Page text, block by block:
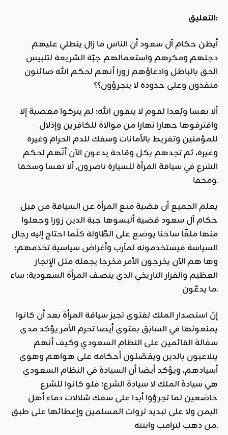
التعليق:
أيظن حكام آل سعود أن الناس ما زال ينطلي عليهم
دجلهم ومكرهم واستعمالهم جبّة الشريعة لتلبيس
الحق بالباطل وادعاؤهم زورا أنهم لحكم الله صائنون
منفذون وعلى حدوده لا يتجرؤون؟؟
ألا تعسا وبُعدا لقوم لا يتقون الله؛ لم يتركوا معصية إلا
واقترفوها جهارا نهارا من موالاة للكافرين وإذلال
للمؤمنين وتفريط بالأمانات وسفك للدم الحرام وغيره
وغيره، ثم تجدهم بكل وقاحة يدعون الآن أنّهم لحكم
الشرع في سياقة المرأة للسيارة ناصرون, ألا تعسا وسحقا
ومحقا.
يعلم الجميع أن قضية منع المرأة عن السياقة من قبل
حكام آل سعود قضية ألبسوها جبة الدين زورا وجعلوا
منها ملفّا ساخنا يوضع على الطّاولة كلّما احتاج إليه رجال
السياسة فيستخدمونه لمآرب وأغراض سياسية تخدمهم؛
وها هم الآن يخرجون الأمر مخرجا يجعله مثل الإنجاز
العظيم والقرار التاريخي الذي ينصف المرأة السعودية؛ ساء
ما يدعّون.
إنّ استصدار الملك لفتوى تجيز سياقة المرأة بعد أن كانوا
يمنعونها في السابق بفتوى أيضا تحرم الأمر يؤكد مدى
سفالة القائمين على النظام السعودي وكيف أنهم
يتلاعبون بالدين ويفصّلون أحكامه على هواهم وهوى
أسيادهم، ويؤكد أيضا أن السيادة في النظام السعودي
هي سيادة الملك لا سيادة الشرع؛ فلو كانوا للشرع
خاضعين لما تجرؤوا أبدا على سفك شلالات دماء أهل
اليمن ولا على تبديد ثروات المسلمين وإعطائها على طبق
من ذهب لترامب وابنته.